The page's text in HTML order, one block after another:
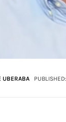
UBERABA PUBLISHED: